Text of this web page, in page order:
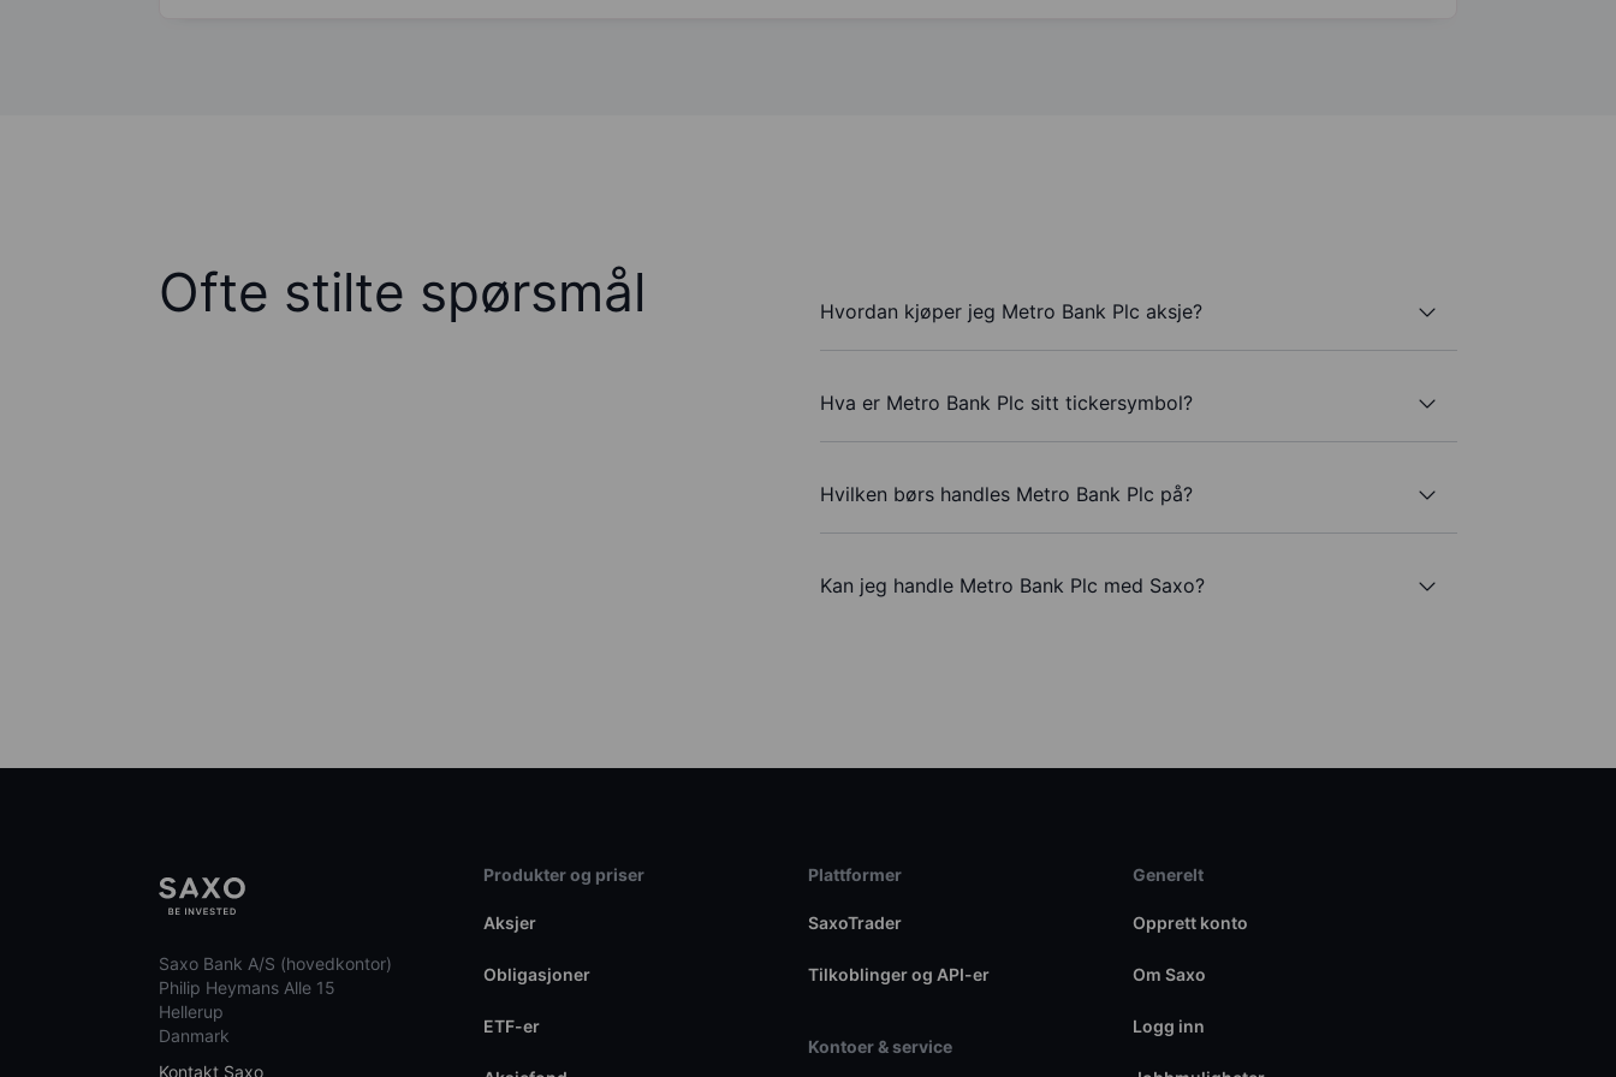
Ofte stilte spørsmål Hvordan kjøper jeg Metro Bank Plc aksje?
Hva er Metro Bank Plc sitt tickersymbol?
Hvilken børs handles Metro Bank Plc på?
Kan jeg handle Metro Bank Plc med Saxo?
Saxo Bank A/S (hovedkontor)
Philip Heymans Alle 15
Hellerup
Danmark
Kontakt Saxo
Produkter og priser
Aksjer
Obligasjoner
ETF-er
Plattformer
SaxoTrader
Tilkoblinger og API-er
Kontoer & service
Generelt
Opprett konto
Om Saxo
Logg inn